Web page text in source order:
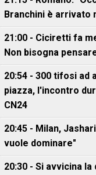
Branchini è arrivato
21:00 - Ciciretti fa
Non bisogna
20:54 - 300 tifosi ad
piazza, l'incontro
CN24
20:45 - Milan,
vuole dominare"
20:30 - Si avvicina